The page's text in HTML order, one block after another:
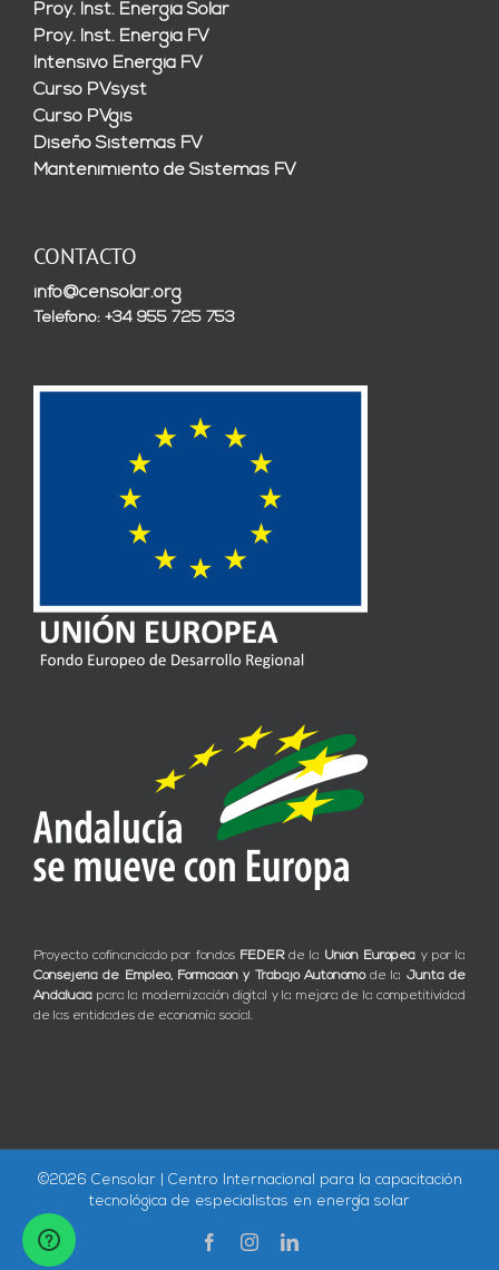
Proy. Inst. Energía Solar
Proy. Inst. Energía FV
Intensivo Energía FV
Curso PVsyst
Curso PVgis
Diseño Sistemas FV
Mantenimiento de Sistemas FV
CONTACTO
info@censolar.org
Teléfono: +34 955 725 753
Proyecto cofinanciado por fondos FEDERde la Unión Europea y por la
Consejería de Empleo, Formación y Trabajo Autónomode la Junta de
Andalucía para la modernización digital y la mejora de la competitividad
de las entidades de economía social.
©2026 Censolar | Centro Internacional para la capacitación
tecnológica de especialistas en energía solar
FacebookInstagramLinkedIn